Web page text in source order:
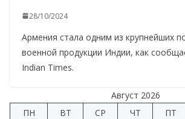
28/10/2024
Армения стала одним из крупнейших
военной продукции Индии, как
Indian Times.
Август 2026
ПН
ВТ СР ЧТ ПТ